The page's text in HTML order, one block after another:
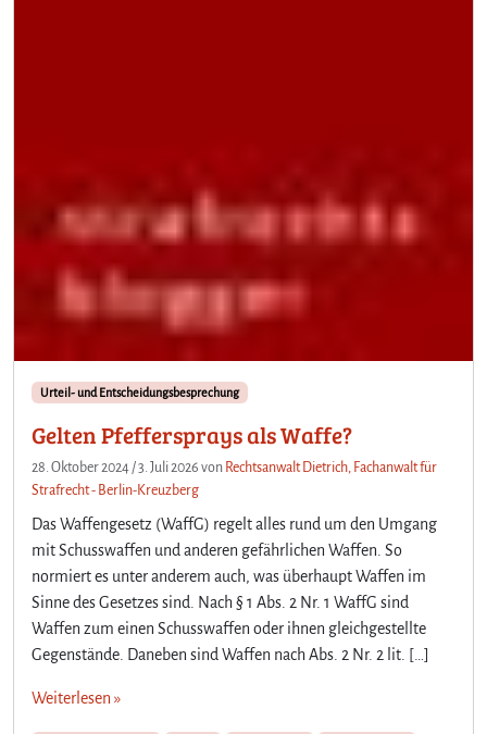
Urteil- und Entscheidungsbesprechung
Gelten Pfeffersprays als Waffe?
28. Oktober 2024 /3. Juli 2026 von Rechtsanwalt Dietrich, Fachanwalt für
Strafrecht - Berlin-Kreuzberg
Das Waffengesetz (WaffG) regelt alles rund um den Umgang
mit Schusswaffen und anderen gefährlichen Waffen. So
normiert es unter anderem auch, was überhaupt Waffen im
Sinne des Gesetzes sind. Nach § 1 Abs. 2 Nr. 1 WaffG sind
Waffen zum einen Schusswaffen oder ihnen gleichgestellte
Gegenstände. Daneben sind Waffen nach Abs. 2 Nr. 2 lit. […]
Weiterlesen »